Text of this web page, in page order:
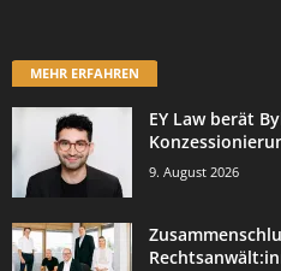
MEHR ERFAHREN
EY Law berät
9. August 2026